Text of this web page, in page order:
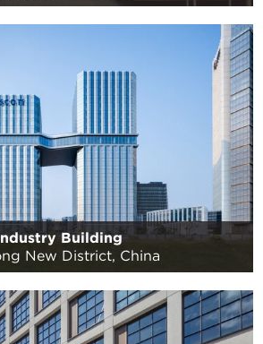
Building
New District, China